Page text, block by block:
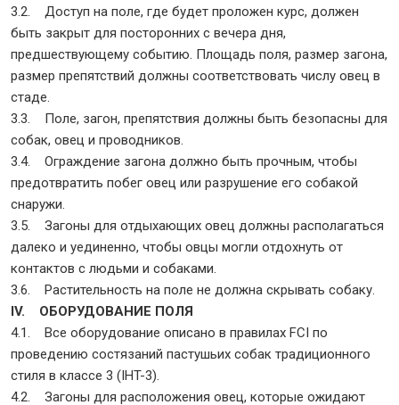
3.2. Доступ на поле, где будет проложен курс, должен
быть закрыт для посторонних с вечера дня,
предшествующему событию. Площадь поля, размер загона,
размер препятствий должны соответствовать числу овец в
стаде.
3.3. Поле, загон, препятствия должны быть безопасны для
собак, овец и проводников.
3.4. Ограждение загона должно быть прочным, чтобы
предотвратить побег овец или разрушение его собакой
снаружи.
3.5. Загоны для отдыхающих овец должны располагаться
далеко и уединенно, чтобы овцы могли отдохнуть от
контактов с людьми и собаками.
3.6. Растительность на поле не должна скрывать собаку.
IV. ОБОРУДОВАНИЕ ПОЛЯ
4.1. Все оборудование описано в правилах FCI по
проведению состязаний пастушьих собак традиционного
стиля в классе 3 (IHT-3).
4.2. Загоны для расположения овец, которые ожидают